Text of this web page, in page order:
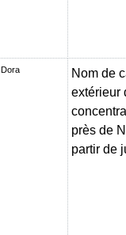
Dora
Nom de
extérieur
près de
partir de